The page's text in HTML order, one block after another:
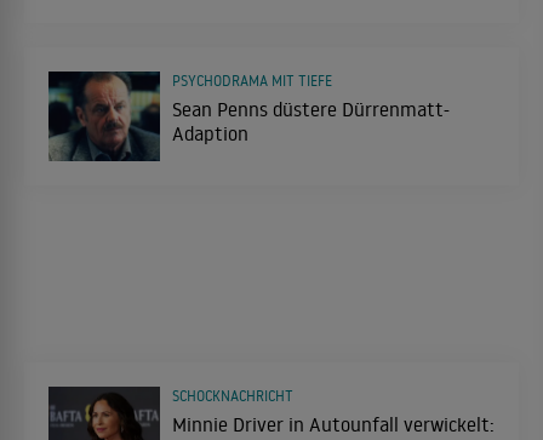
Sean Penns düstere Dürrenmatt-
Adaption
PSYCHODRAMA MIT TIEFE
Minnie Driver in Autounfall verwickelt:
SCHOCKNACHRICHT